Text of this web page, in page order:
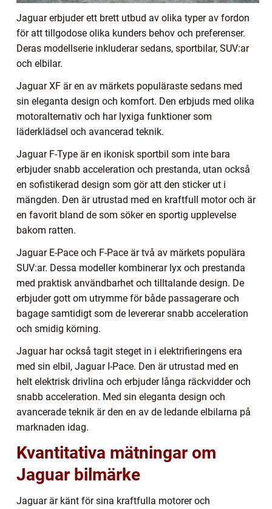
Jaguar erbjuder ett brett utbud av olika typer av fordon
för att tillgodose olika kunders behov och preferenser.
Deras modellserie inkluderar sedans, sportbilar, SUV:ar
och elbilar.
Jaguar XF är en av märkets populäraste sedans med
sin eleganta design och komfort. Den erbjuds med olika
motoralternativ och har lyxiga funktioner som
läderklädsel och avancerad teknik.
Jaguar F-Type är en ikonisk sportbil som inte bara
erbjuder snabb acceleration och prestanda, utan också
en sofistikerad design som gör att den sticker ut i
mängden. Den är utrustad med en kraftfull motor och är
en favorit bland de som söker en sportig upplevelse
bakom ratten.
Jaguar E-Pace och F-Pace är två av märkets populära
SUV:ar. Dessa modeller kombinerar lyx och prestanda
med praktisk användbarhet och tilltalande design. De
erbjuder gott om utrymme för både passagerare och
bagage samtidigt som de levererar snabb acceleration
och smidig körning.
Jaguar har också tagit steget in i elektrifieringens era
med sin elbil, Jaguar I-Pace. Den är utrustad med en
helt elektrisk drivlina och erbjuder långa räckvidder och
snabb acceleration. Med sin eleganta design och
avancerade teknik är den en av de ledande elbilarna på
marknaden idag.
Kvantitativa mätningar om
Jaguar bilmärke
Jaguar är känt för sina kraftfulla motorer och